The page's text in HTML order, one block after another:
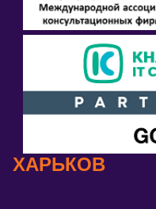
ХАРЬКОВ